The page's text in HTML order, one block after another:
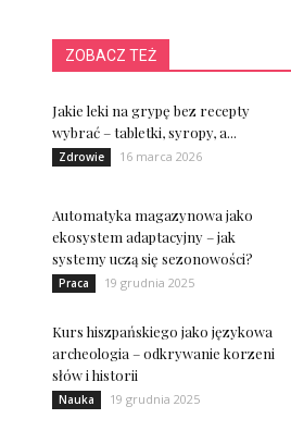
ZOBACZ TEŻ
Jakie leki na grypę bez recepty
wybrać – tabletki, syropy, a...
Zdrowie 16 marca 2026
Automatyka magazynowa jako
ekosystem adaptacyjny – jak
systemy uczą się sezonowości?
Praca 19 grudnia 2025
Kurs hiszpańskiego jako językowa
archeologia – odkrywanie korzeni
słów i historii
Nauka 19 grudnia 2025